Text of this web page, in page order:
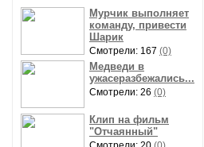
Мурчик выполняет
команду, привести
Шарик
Смотрели: 167 (0)
Медведи в
ужасеразбежались...
Смотрели: 26 (0)
Клип на фильм
"Отчаянный"